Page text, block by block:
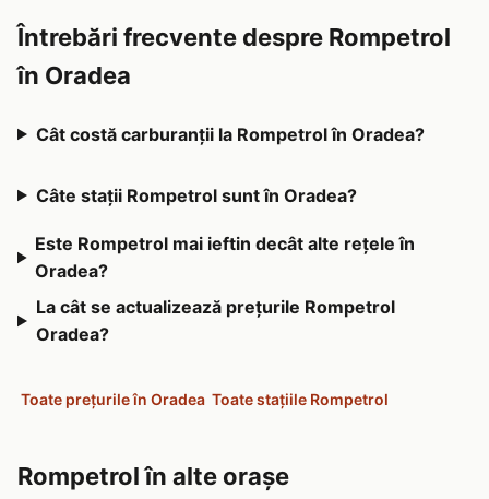
Întrebări frecvente despre Rompetrol
în Oradea
Cât costă carburanții la Rompetrol în Oradea?
Câte stații Rompetrol sunt în Oradea?
Este Rompetrol mai ieftin decât alte rețele în
Oradea?
La cât se actualizează prețurile Rompetrol
Oradea?
Toate prețurile în Oradea Toate stațiile Rompetrol
Rompetrol în alte orașe